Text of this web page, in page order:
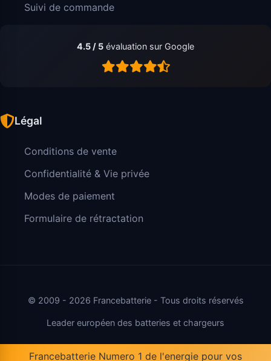
Suivi de commande
4.5 / 5 évaluation sur Google
Légal
Conditions de vente
Confidentialité & Vie privée
Modes de paiement
Formulaire de rétractation
© 2009 - 2026 Francebatterie - Tous droits réservés
Leader européen des batteries et chargeurs
Francebatterie Numero 1 de l'energie pour vos